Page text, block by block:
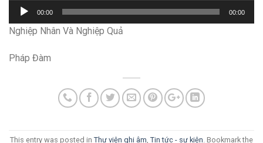
Trình
chơi
Audio
00:00 00:00
Nghiệp Nhân Và Nghiệp Quả
Pháp Đàm
This entry was posted in Thư viện ghi âm Tin tức - sự kiện . Bookmark the